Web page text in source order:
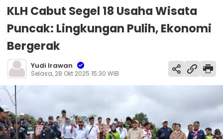
KLH Cabut Segel 18 Usaha Wisata
Puncak: Lingkungan Pulih, Ekonomi
Bergerak
Yudi Irawan
Selasa, 28 Okt 2025 15:30 WIB